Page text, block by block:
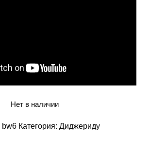
Нет в наличии
bw6 Категория: Диджериду